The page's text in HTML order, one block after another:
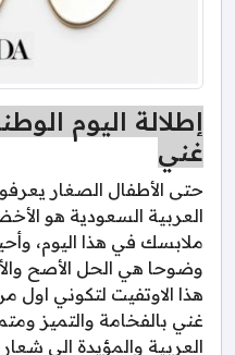
إطلالة اليوم
غني
حتى الأطفال الصغار
العربية السعودية هو
ملابسك في هذا اليوم،
وضوحا هي الحل الأصح
هذا الاوتفيت لتكوني
غني بالفخامة والتميز
العربية والمؤيدة الى